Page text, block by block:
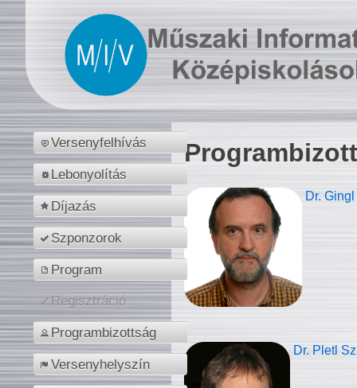
Versenyfelhívás
Lebonyolítás
Díjazás
Szponzorok
Program
Regisztráció
Programbizottság
Versenyhelyszín
Dr.
Dr. Pletl